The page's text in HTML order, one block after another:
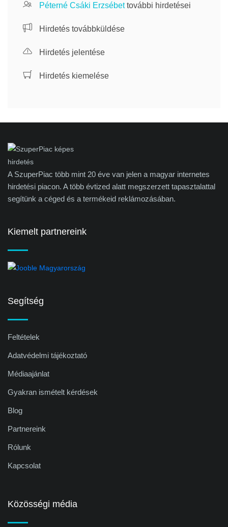
Péterné Csáki Erzsébettovábbi hirdetései
Hirdetés továbbküldése
Hirdetés jelentése
Hirdetés kiemelése
A SzuperPiac több mint 20 éve van jelen a magyar internetes
hirdetési piacon. A több évtized alatt megszerzett tapasztalattal
segítünk a céged és a termékeid reklámozásában.
Kiemelt partnereink
Segítség
Feltételek
Adatvédelmi tájékoztató
Médiaajánlat
Gyakran ismételt kérdések
Blog
Partnereink
Rólunk
Kapcsolat
Közösségi média